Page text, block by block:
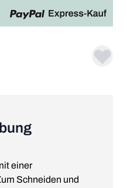
einer
Schneiden und